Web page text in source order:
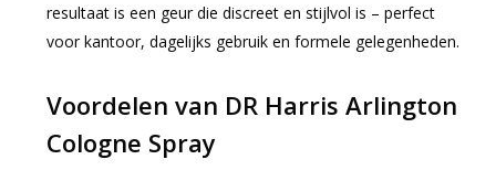
resultaat is een geur die discreet en stijlvol is – perfect
voor kantoor, dagelijks gebruik en formele gelegenheden.
Voordelen van DR Harris Arlington
Cologne Spray